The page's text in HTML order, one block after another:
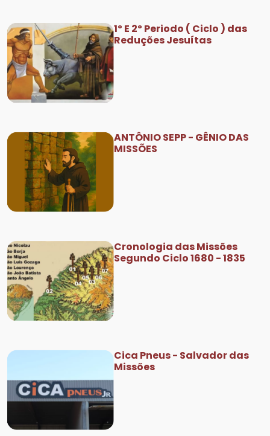
1º E 2º Periodo ( Ciclo ) das
Reduções Jesuítas
ANTÔNIO SEPP - GÊNIO DAS
MISSÕES
Cronologia das Missões
Segundo Ciclo 1680 - 1835
Cica Pneus - Salvador das
Missões